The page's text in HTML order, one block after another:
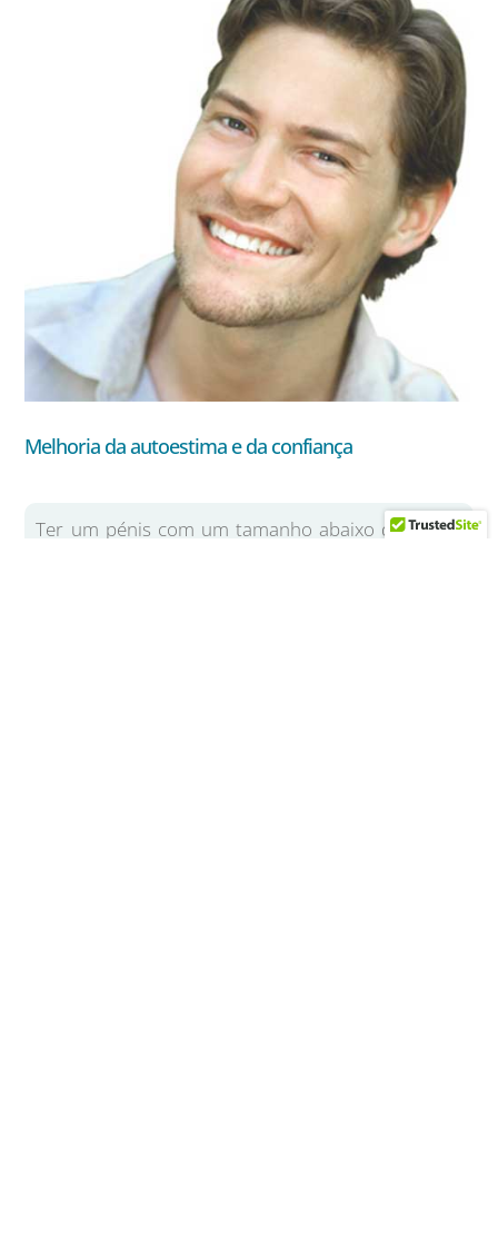
Melhoria da autoestima e da confiança
Ter um pénis com um tamanho abaixo da média